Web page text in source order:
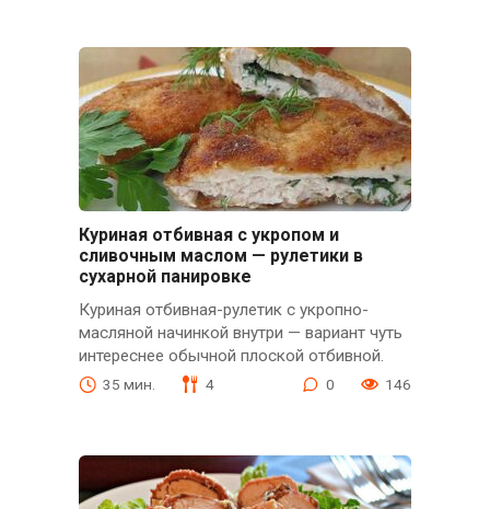
Куриная отбивная с укропом и
сливочным маслом — рулетики в
сухарной панировке
Куриная отбивная-рулетик с укропно-
масляной начинкой внутри — вариант чуть
интереснее обычной плоской отбивной.
35 мин. 4 0 146